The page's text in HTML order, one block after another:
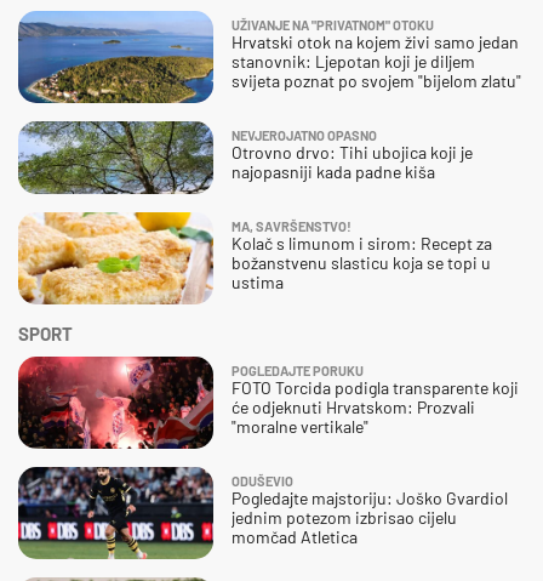
SPORT
POGLEDAJTE PORUKU
FOTO Torcida podigla transparente koji
će odjeknuti Hrvatskom: Prozvali
"moralne vertikale"
ODUŠEVIO
Pogledajte majstoriju: Joško Gvardiol
jednim potezom izbrisao cijelu
momčad Atletica
UŽIVANJE NA "PRIVATNOM" OTOKU
Hrvatski otok na kojem živi samo jedan
stanovnik: Ljepotan koji je diljem
svijeta poznat po svojem "bijelom zlatu"
NEVJEROJATNO OPASNO
Otrovno drvo: Tihi ubojica koji je
najopasniji kada padne kiša
MA, SAVRŠENSTVO!
Kolač s limunom i sirom: Recept za
božanstvenu slasticu koja se topi u
ustima